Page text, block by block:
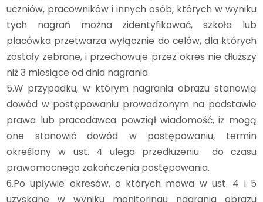
uczniów, pracowników i innych osób, których w wyniku
tych nagrań można zidentyfikować, szkoła lub
placówka przetwarza wyłącznie do celów, dla których
zostały zebrane, i przechowuje przez okres nie dłuższy
niż 3 miesiące od dnia nagrania.
5.W przypadku, w którym nagrania obrazu stanowią
dowód w postępowaniu prowadzonym na podstawie
prawa lub pracodawca powziął wiadomość, iż mogą
one stanowić dowód w postępowaniu, termin
określony w ust. 4 ulega przedłużeniu do czasu
prawomocnego zakończenia postępowania.
6.Po upływie okresów, o których mowa w ust. 4 i 5
uzyskane w wyniku monitoringu nagrania obrazu